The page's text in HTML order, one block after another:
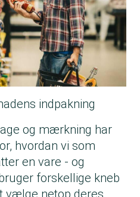
indpakning
og mærkning har
hvordan vi som
en vare - og
forskellige kneb
vælge netop deres